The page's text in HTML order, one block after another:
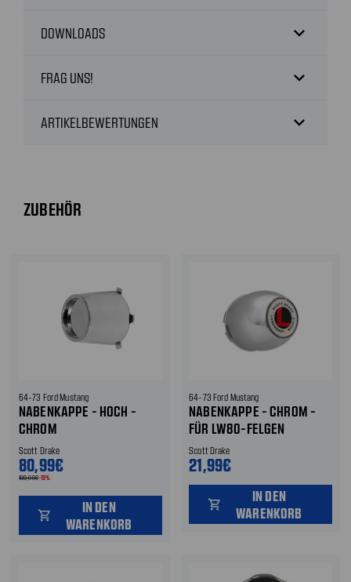
DOWNLOADS expand_more
FRAG UNS! expand_more
ARTIKELBEWERTUNGEN expand_more
ZUBEHÖR
64-73 Ford Mustang
NABENKAPPE - HOCH -
CHROM
Scott Drake
80,99€
100,00€-19%
shopping_cart
IN DEN
WARENKORB
64-73 Ford Mustang
NABENKAPPE - CHROM -
FÜR LW80-FELGEN
Scott Drake
21,99€
shopping_cart
IN DEN
WARENKORB